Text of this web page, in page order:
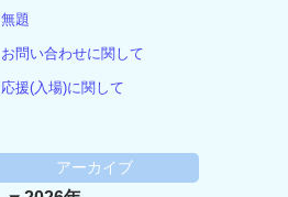
無題
お問い合わせに関して
応援(入場)に関して
アーカイブ